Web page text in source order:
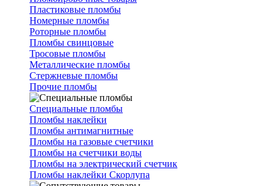
Пластиковые пломбы
Номерные пломбы
Роторные пломбы
Пломбы свинцовые
Тросовые пломбы
Металлические пломбы
Стержневые пломбы
Прочие пломбы
Специальные пломбы
Пломбы наклейки
Пломбы антимагнитные
Пломбы на газовые счетчики
Пломбы на счетчики воды
Пломбы на электрический счетчик
Пломбы наклейки Скорлупа